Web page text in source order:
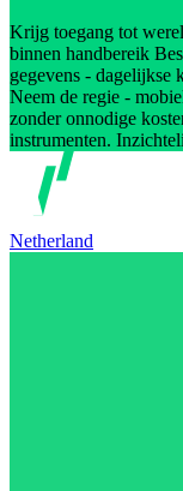
Krijg toegang tot
binnen handbereik
gegevens - dagelijkse
Neem de regie -
zonder onnodige
instrumenten.
Netherland